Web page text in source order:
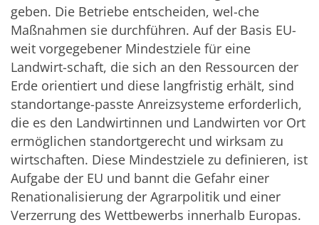
geben. Die Betriebe entscheiden, wel-che
Maßnahmen sie durchführen. Auf der Basis EU-
weit vorgegebener Mindestziele für eine
Landwirt-schaft, die sich an den Ressourcen der
Erde orientiert und diese langfristig erhält, sind
standortange-passte Anreizsysteme erforderlich,
die es den Landwirtinnen und Landwirten vor Ort
ermöglichen standortgerecht und wirksam zu
wirtschaften. Diese Mindestziele zu definieren, ist
Aufgabe der EU und bannt die Gefahr einer
Renationalisierung der Agrarpolitik und einer
Verzerrung des Wettbewerbs innerhalb Europas.